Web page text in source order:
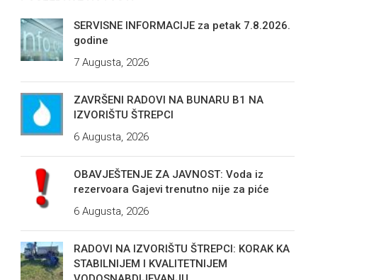
SERVISNE INFORMACIJE za petak 7.8.2026.
godine
7 Augusta, 2026
ZAVRŠENI RADOVI NA BUNARU B1 NA
IZVORIŠTU ŠTREPCI
6 Augusta, 2026
OBAVJEŠTENJE ZA JAVNOST: Voda iz
rezervoara Gajevi trenutno nije za piće
6 Augusta, 2026
RADOVI NA IZVORIŠTU ŠTREPCI: KORAK KA
STABILNIJEM I KVALITETNIJEM